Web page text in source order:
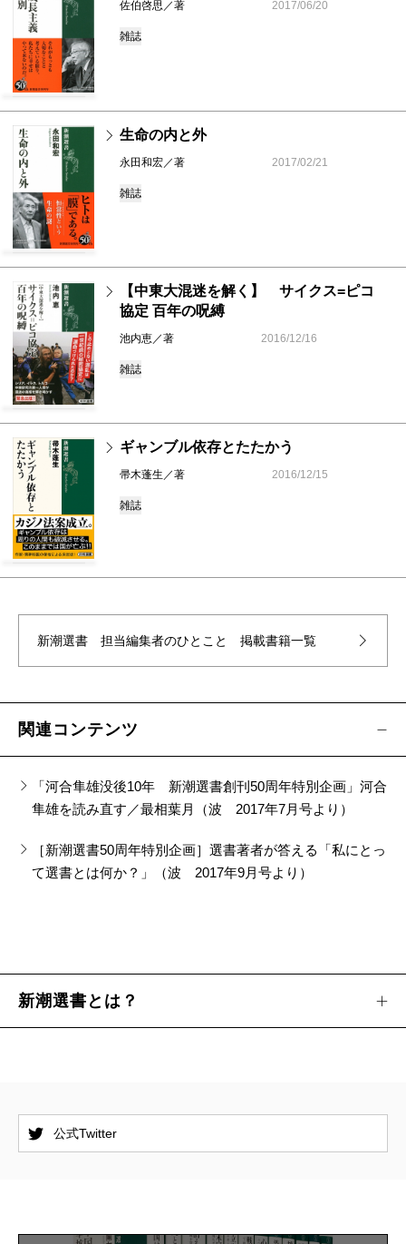
佐伯啓思／著 2017/06/20
雑誌
生命の内と外
永田和宏／著 2017/02/21
雑誌
【中東大混迷を解く】 サイクス=ピコ
協定 百年の呪縛
池内恵／著 2016/12/16
雑誌
ギャンブル依存とたたかう
帚木蓬生／著 2016/12/15
雑誌
新潮選書 担当編集者のひとこと 掲載書籍一覧
関連コンテンツ
「河合隼雄没後10年 新潮選書創刊50周年特別企画」河合
隼雄を読み直す／最相葉月（波 2017年7月号より）
［新潮選書50周年特別企画］選書著者が答える「私にとっ
て選書とは何か？」（波 2017年9月号より）
新潮選書とは？
公式Twitter